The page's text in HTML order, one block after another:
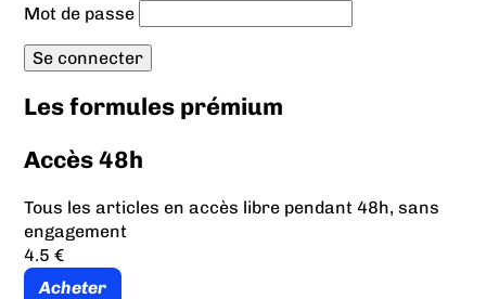
Mot de passe
Les formules prémium
Accès 48h
Tous les articles en accès libre pendant 48h, sans
engagement
4.5 €
Acheter